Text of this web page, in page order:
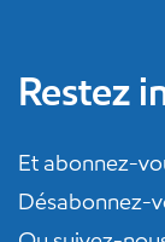
Restez
Et abonnez-
Désabonnez-